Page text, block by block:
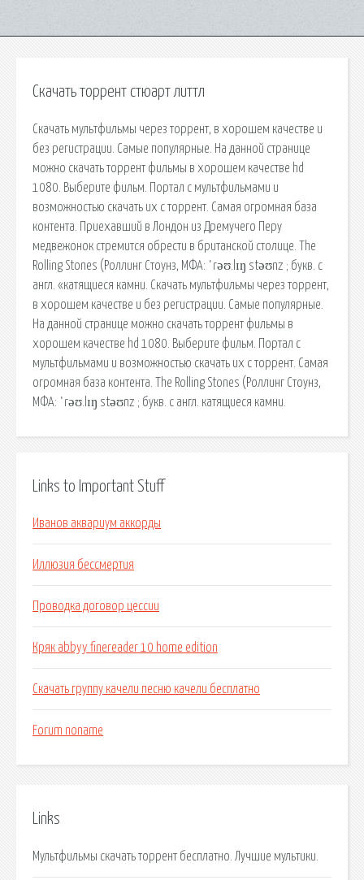
Скачать торрент стюарт литтл
Скачать мультфильмы через торрент, в хорошем качестве и
без регистрации. Самые популярные. На данной странице
можно скачать торрент фильмы в хорошем качестве hd
1080. Выберите фильм. Портал с мультфильмами и
возможностью скачать их с торрент. Самая огромная база
контента. Приехавший в Лондон из Дремучего Перу
медвежонок стремится обрести в британской столице. The
Rolling Stones (Роллинг Стоунз, МФА: ˈrəʊ.lɪŋ stəʊnz ; букв. с
англ. «катящиеся камни. Скачать мультфильмы через торрент,
в хорошем качестве и без регистрации. Самые популярные.
На данной странице можно скачать торрент фильмы в
хорошем качестве hd 1080. Выберите фильм. Портал с
мультфильмами и возможностью скачать их с торрент. Самая
огромная база контента. The Rolling Stones (Роллинг Стоунз,
МФА: ˈrəʊ.lɪŋ stəʊnz ; букв. с англ. катящиеся камни.
Links to Important Stuff
Иванов аквариум аккорды
Иллюзия бессмертия
Проводка договор цессии
Кряк abbyy finereader 10 home edition
Скачать группу качели песню качели бесплатно
Forum noname
Links
Мультфильмы скачать торрент бесплатно. Лучшие мультики.